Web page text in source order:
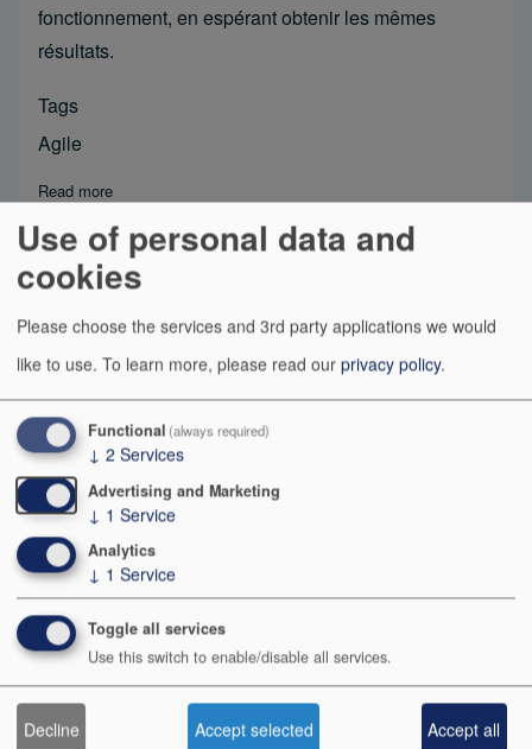
fonctionnement, en espérant obtenir les mêmes
résultats.
Tags
Agile
Read more
Développement agile de logiciels
aberteau | 5:12 PM CET, Thu November 09, 2017
Manifeste pour le développement Agile de
logiciels
Nous découvrons comment mieux développer des
logiciels par la pratique et en aidant les autres à le
faire.
Ces expériences nous ont amenés à valoriser :
Tags
Software Development
Use of personal data and
cookies
Please choose the services and 3rd party applications we would
like to use. To learn more, please read our privacy policy.
Functional (always required)
↓ 2 Services
Advertising and Marketing
↓ 1 Service
Analytics
↓ 1 Service
Toggle all services
Use this switch to enable/disable all services.
Decline Accept selected Accept all